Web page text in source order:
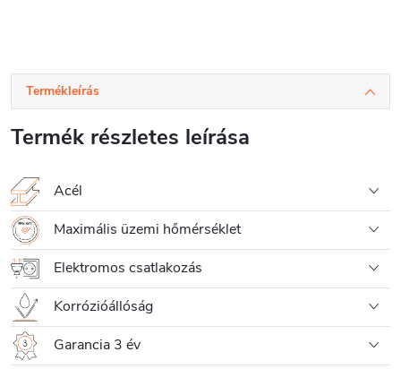
Termékleírás
Termék részletes leírása
Acél
Maximális üzemi hőmérséklet
Elektromos csatlakozás
Korrózióállóság
Garancia 3 év